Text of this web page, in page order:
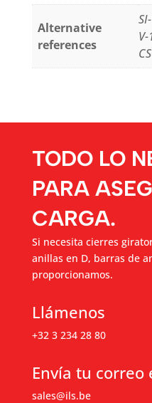
Alternative
references
TODO LO
PARA
CARGA.
Si necesita cierres
anillas en D, barras de
proporcionamos.
Llámenos
+32 3 234 28 80
Envía tu correo
sales@ils.be